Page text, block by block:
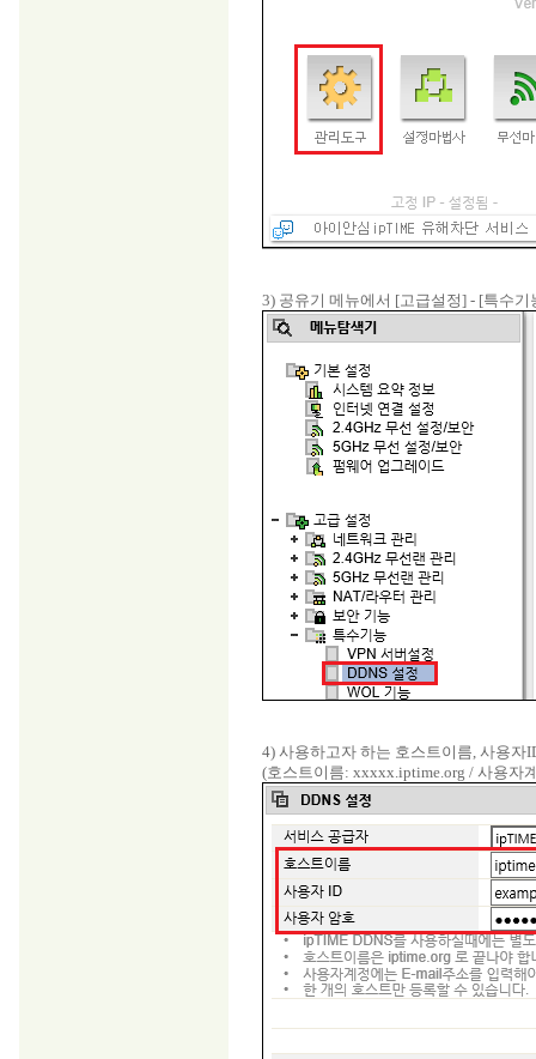
3) 공유기 메뉴에서 [고급설정] - [특수
4) 사용하고자 하는 호스트이름, 사용
(호스트이름: xxxxx.iptime.org / 사용자